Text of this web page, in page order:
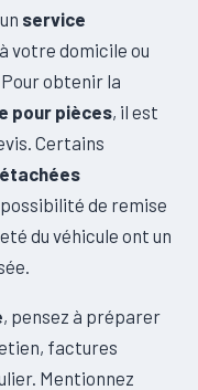
service
votre domicile ou
obtenir la
pour pièces, il est
Certains
possibilité de remise
du véhicule ont un
, pensez à préparer
factures
Mentionnez